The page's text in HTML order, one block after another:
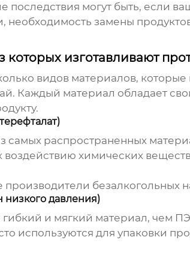
последствия могут быть, если
необходимость замены
которых изготавливают
видов материалов,
. Каждый материал обладает
самых распространенных
воздействию химических
безалкогольных
давления)
и мягкий материал, чем
используются для упаковки